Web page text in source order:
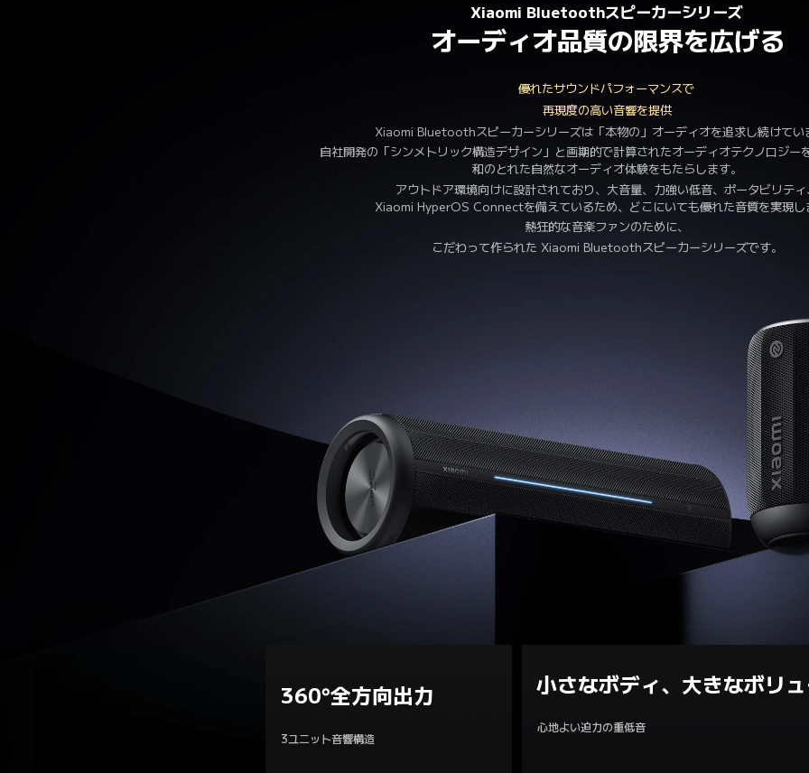
Xiaomi Bluetoothスピーカーシリーズ
オーディオ品質の限界を広げる
優れたサウンドパフォーマンスで
再現度の高い音響を提供
Xiaomi Bluetoothスピーカーシリーズは「本物の」オーディオを追求し続けてい
自社開発の「シンメトリック構造デザイン」と画期的で計算されたオーディオテクノロジー
和のとれた自然なオーディオ体験をもたらします。
アウトドア環境向けに設計されており、大音量、力強い低音、ポータビリティ
Xiaomi HyperOS Connectを備えているため、どこにいても優れた音質を実現し
熱狂的な音楽ファンのために、
こだわって作られた Xiaomi Bluetoothスピーカーシリーズです。
360°全方向出力
3ユニット音響構造
小さなボディ、大きなボリ
心地よい迫力の重低音